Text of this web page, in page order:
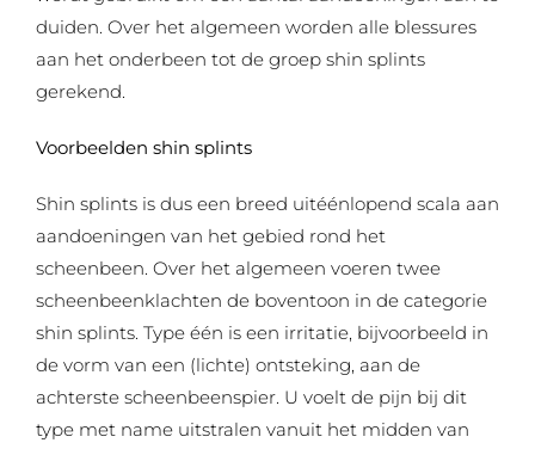
duiden. Over het algemeen worden alle blessures
aan het onderbeen tot de groep shin splints
gerekend.
Voorbeelden shin splints
Shin splints is dus een breed uitéénlopend scala aan
aandoeningen van het gebied rond het
scheenbeen. Over het algemeen voeren twee
scheenbeenklachten de boventoon in de categorie
shin splints. Type één is een irritatie, bijvoorbeeld in
de vorm van een (lichte) ontsteking, aan de
achterste scheenbeenspier. U voelt de pijn bij dit
type met name uitstralen vanuit het midden van